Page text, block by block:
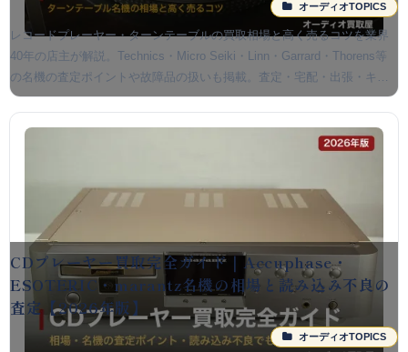
オーディオTOPICS
レコードプレーヤー・ターンテーブルの買取相場と高く売るコツを業界
40年の店主が解説。Technics・Micro Seiki・Linn・Garrard・Thorens等
の名機の査定ポイントや故障品の扱いも掲載。査定・宅配・出張・キャ
ンセル無料。
CDプレーヤー買取完全ガイド｜Accuphase・
ESOTERIC・marantz名機の相場と読み込み不良の
査定【2026年版】
オーディオTOPICS